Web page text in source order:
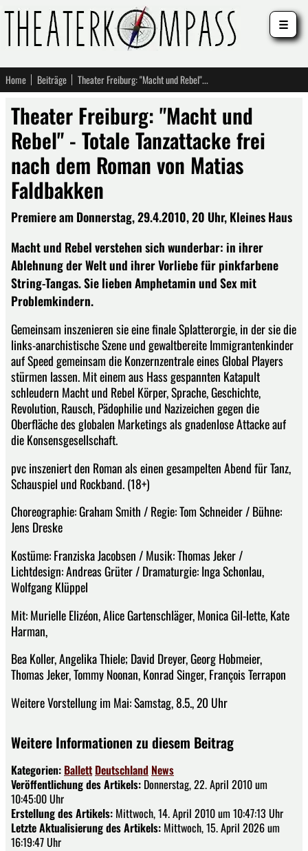
Home Beiträge Theater Freiburg: "Macht und Rebel" - Totale Tanzattacke frei nach dem Roman von Matias Faldbakken
Theater Freiburg: "Macht und
Rebel" - Totale Tanzattacke frei
nach dem Roman von Matias
Faldbakken
Premiere am Donnerstag, 29.4.2010, 20 Uhr, Kleines Haus
Macht und Rebel verstehen sich wunderbar: in ihrer
Ablehnung der Welt und ihrer Vorliebe für pinkfarbene
String-Tangas. Sie lieben Amphetamin und Sex mit
Problemkindern.
Gemeinsam inszenieren sie eine finale Splatterorgie, in der sie die
links-anarchistische Szene und gewaltbereite Immigrantenkinder
auf Speed gemeinsam die Konzernzentrale eines Global Players
stürmen lassen. Mit einem aus Hass gespannten Katapult
schleudern Macht und Rebel Körper, Sprache, Geschichte,
Revolution, Rausch, Pädophilie und Nazizeichen gegen die
Oberfläche des globalen Marketings als gnadenlose Attacke auf
die Konsensgesellschaft.
pvc inszeniert den Roman als einen gesampelten Abend für Tanz,
Schauspiel und Rockband. (18+)
Choreographie: Graham Smith / Regie: Tom Schneider / Bühne:
Jens Dreske
Kostüme: Franziska Jacobsen / Musik: Thomas Jeker /
Lichtdesign: Andreas Grüter / Dramaturgie: Inga Schonlau,
Wolfgang Klüppel
Mit: Murielle Elizéon, Alice Gartenschläger, Monica Gil-lette, Kate
Harman,
Bea Koller, Angelika Thiele; David Dreyer, Georg Hobmeier,
Thomas Jeker, Tommy Noonan, Konrad Singer, François Terrapon
Weitere Vorstellung im Mai: Samstag, 8.5., 20 Uhr
Weitere Informationen zu diesem Beitrag
Kategorien: Ballett Deutschland News
Veröffentlichung des Artikels: Donnerstag, 22. April 2010 um
10:45:00 Uhr
Erstellung des Artikels: Mittwoch, 14. April 2010 um 10:47:13 Uhr
Letzte Aktualisierung des Artikels: Mittwoch, 15. April 2026 um
16:19:47 Uhr
☰